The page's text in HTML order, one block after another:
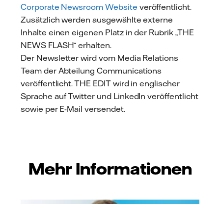
Corporate Newsroom Website veröffentlicht.
Zusätzlich werden ausgewählte externe
Inhalte einen eigenen Platz in der Rubrik „THE
NEWS FLASH“ erhalten.
Der Newsletter wird vom Media Relations
Team der Abteilung Communications
veröffentlicht. THE EDIT wird in englischer
Sprache auf Twitter und LinkedIn veröffentlicht
sowie per E-Mail versendet.
Mehr Informationen